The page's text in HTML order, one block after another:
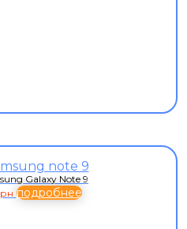
Galaxy Note 9
подробнее